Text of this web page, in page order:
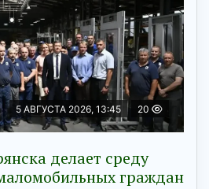
5 АВГУСТА 2026, 13:45 20
делает среду
граждан